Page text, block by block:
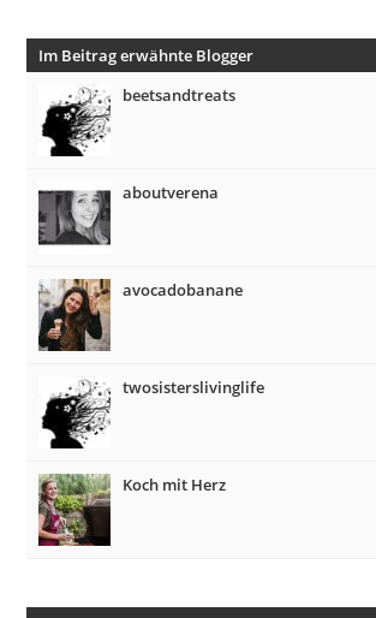
Im Beitrag erwähnte Blogger
beetsandtreats
aboutverena
avocadobanane
twosisterslivinglife
Koch mit Herz